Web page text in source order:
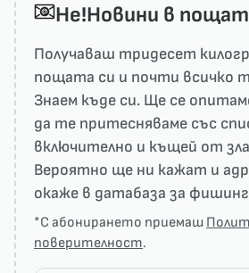
He!Новини в
Получаваш тридесет
пощата си и почти всичко
Знаем къде си. Ще се
да те притесняваме със
включително и къщей от
Вероятно ще ни кажат и
окаже в датабаза за
*С абонирането приемаш
поверителност.